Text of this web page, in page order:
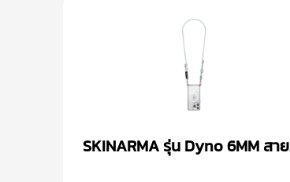
SKINARMA รุ่น Dyno 6MM สาย